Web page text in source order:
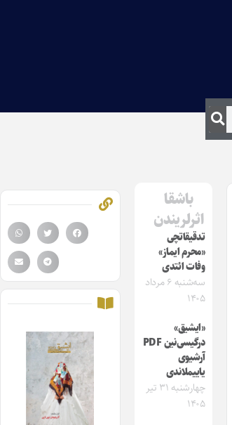
باشقا
اثرلریندن
تدقیقاتچی
«محرم ایماز»
وفات ائتدی
سه‌شنبه ۶ مرداد
۱۴۰۵
«ایشیق»
درگیسی‌نین PDF
آرشیوی
یاییملاندی
چهارشنبه ۳۱ تیر
۱۴۰۵